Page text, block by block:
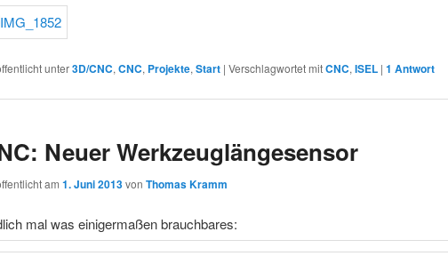
unter3D/CNC,CNC, Projekte,Start | Verschlagwortet mitCNC,ISEL | 1 Antwort
Neuer Werkzeuglängesensor
am 1. Juni 2013von Thomas Kramm
mal was einigermaßen brauchbares: